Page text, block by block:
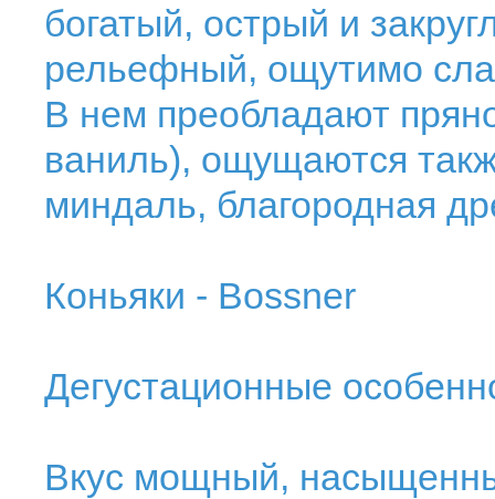
богатый, острый и
рельефный, ощутимо
В нем преобладают
ваниль), ощущаются
миндаль, благородная
Коньяки - Bossner
Дегустационные
Вкус мощный,